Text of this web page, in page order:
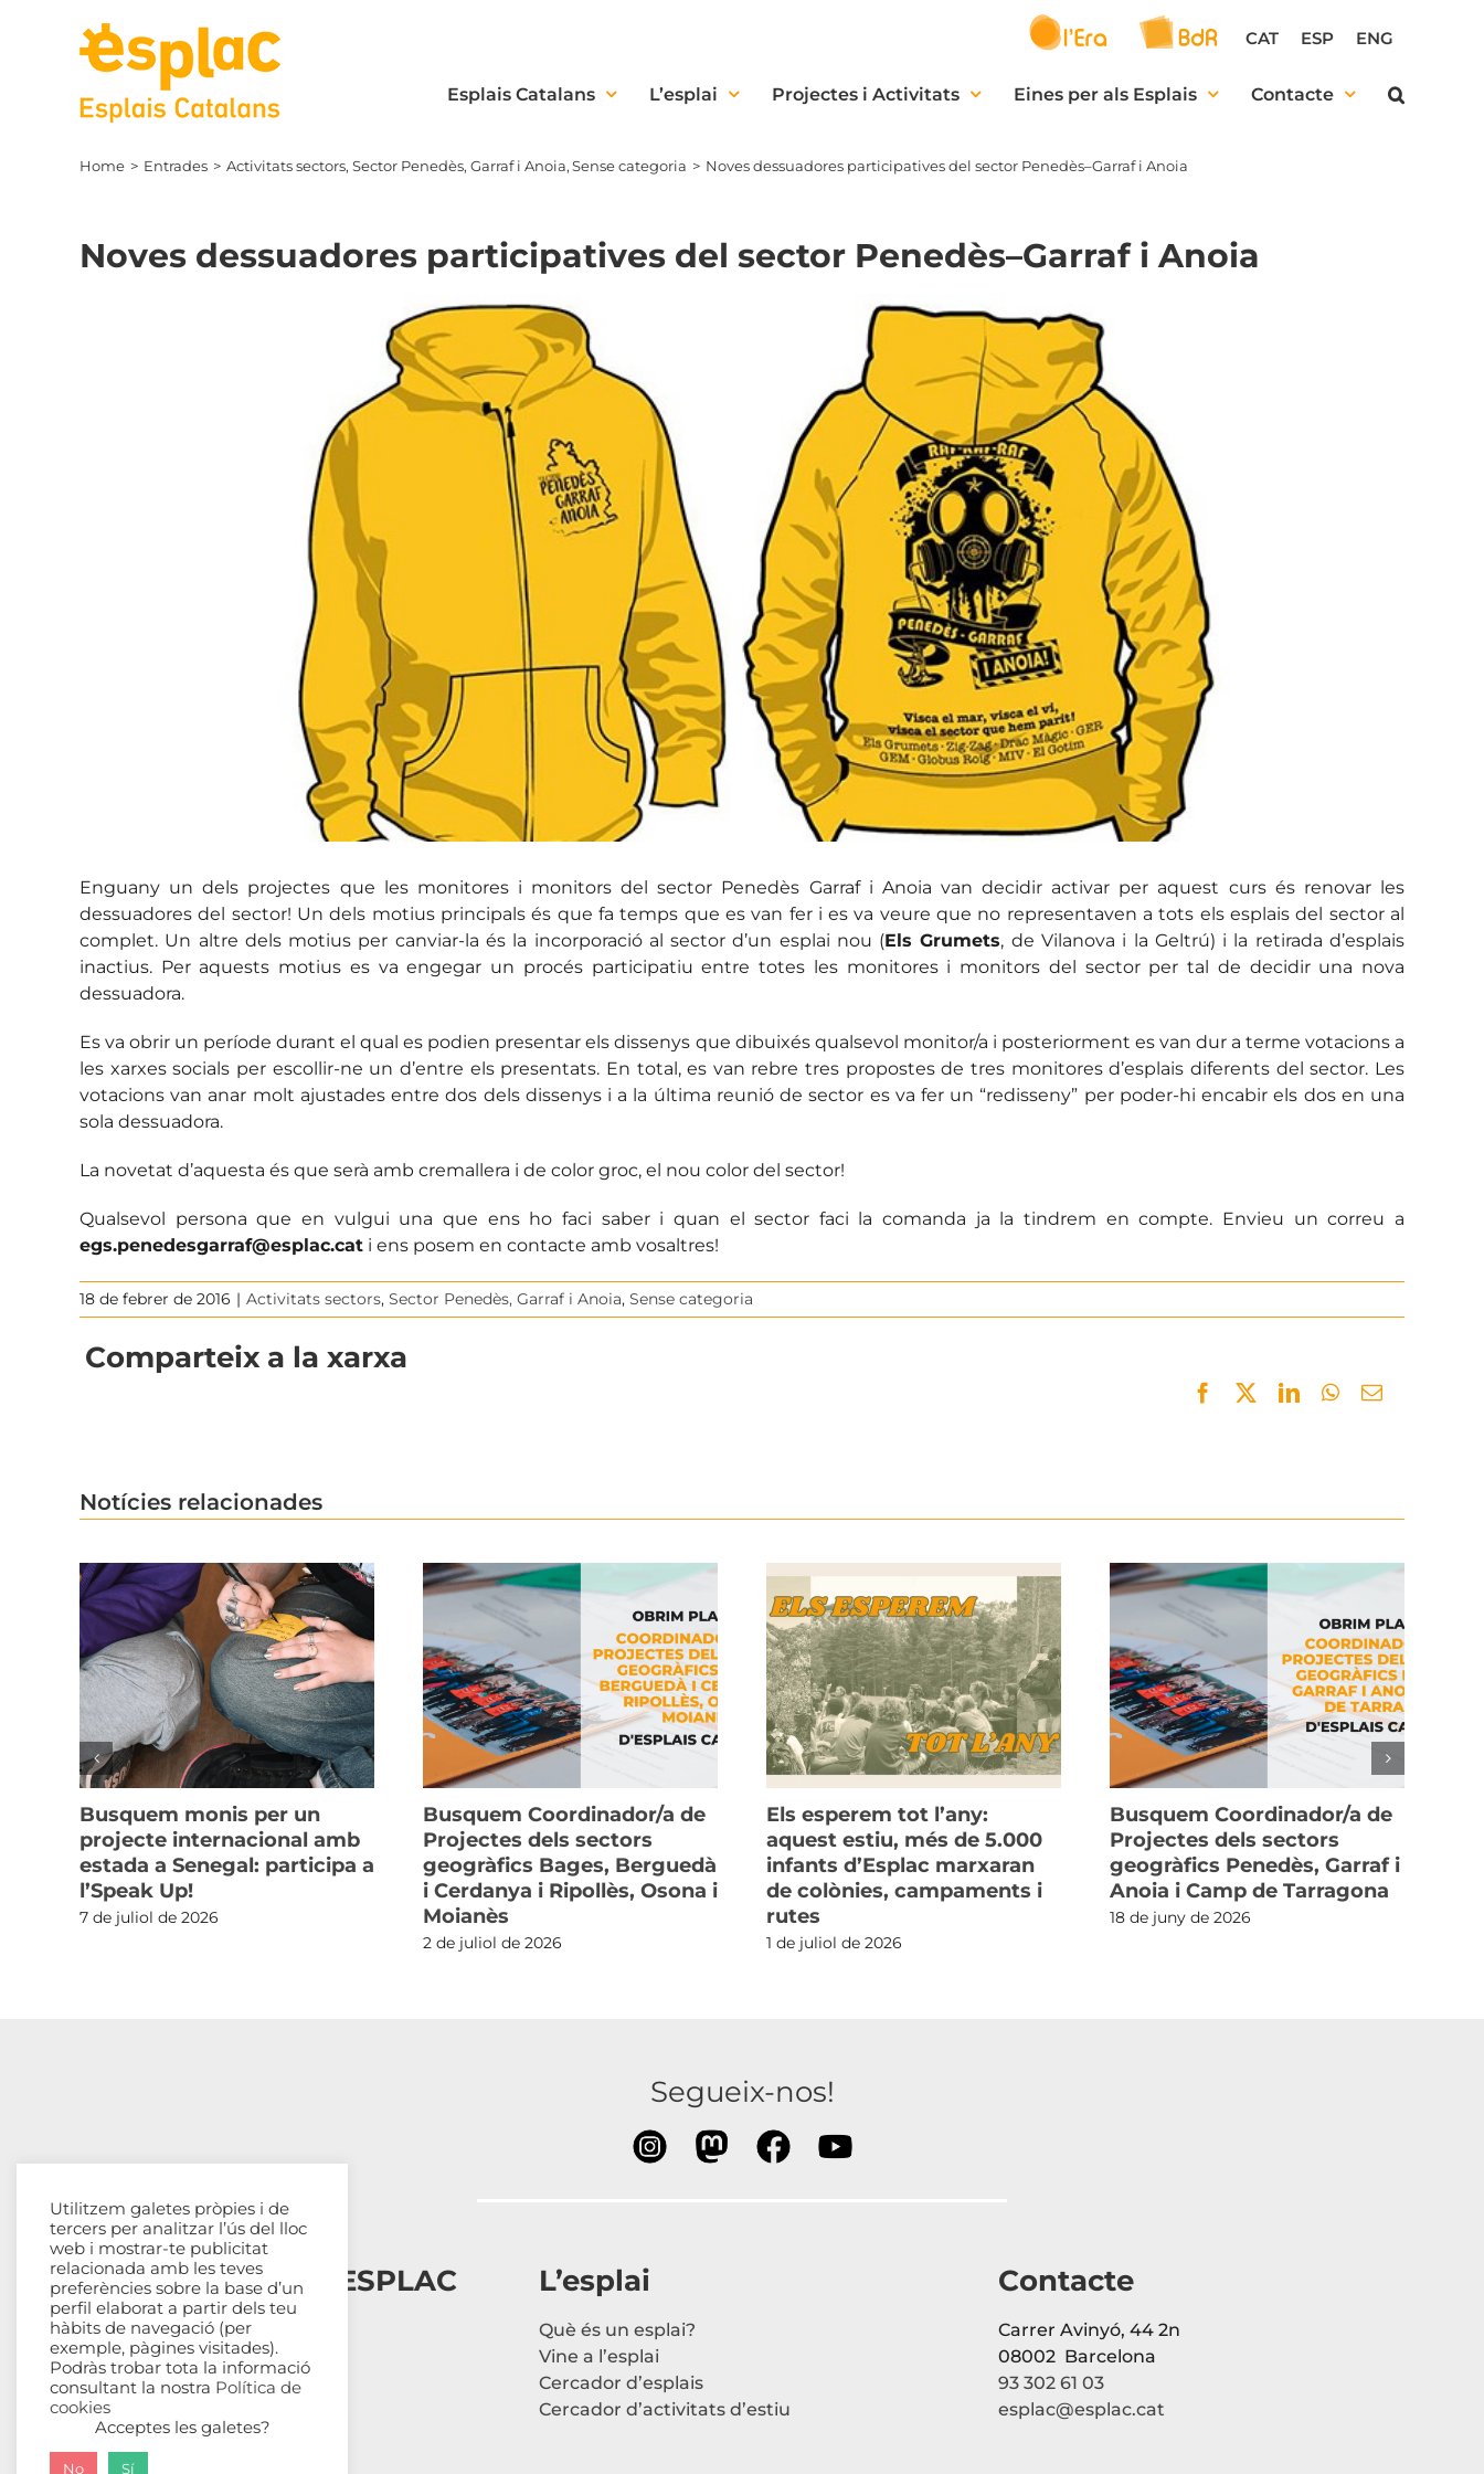
CAT ESP ENG
Esplais Catalans L’esplai Projectes i Activitats Eines per als Esplais Contacte
Home Entrades Activitats sectors Sector Penedès, Garraf i Anoia Sense categoria Noves dessuadores participatives del sector Penedès–Garraf i Anoia
Noves dessuadores participatives del sector Penedès–Garraf i Anoia
Enguany un dels projectes que les monitores i monitors del sector Penedès Garraf i Anoia van decidir activar per aquest curs és renovar les
dessuadores del sector! Un dels motius principals és que fa temps que es van fer i es va veure que no representaven a tots els esplais del sector al
complet. Un altre dels motius per canviar-la és la incorporació al sector d’un esplai nou (Els Grumets, de Vilanova i la Geltrú) i la retirada d’esplais
inactius. Per aquests motius es va engegar un procés participatiu entre totes les monitores i monitors del sector per tal de decidir una nova
dessuadora.
Es va obrir un període durant el qual es podien presentar els dissenys que dibuixés qualsevol monitor/a i posteriorment es van dur a terme votacions a
les xarxes socials per escollir-ne un d’entre els presentats. En total, es van rebre tres propostes de tres monitores d’esplais diferents del sector. Les
votacions van anar molt ajustades entre dos dels dissenys i a la última reunió de sector es va fer un “redisseny” per poder-hi encabir els dos en una
sola dessuadora.
La novetat d’aquesta és que serà amb cremallera i de color groc, el nou color del sector!
Qualsevol persona que en vulgui una que ens ho faci saber i quan el sector faci la comanda ja la tindrem en compte. Envieu un correu a
egs.penedesgarraf@esplac.cat i ens posem en contacte amb vosaltres!
18 de febrer de 2016 | Activitats sectors, Sector Penedès, Garraf i Anoia, Sense categoria
Comparteix a la xarxa
Facebook
TwitterLinkedInWhatsApp
Email
Notícies relacionades
Busquem monis per un
projecte internacional amb
estada a Senegal: participa a
l’Speak Up!
7 de juliol de 2026
Busquem Coordinador/a de
Projectes dels sectors
geogràfics Bages, Berguedà
i Cerdanya i Ripollès, Osona i
Moianès
2 de juliol de 2026
Els esperem tot l’any:
aquest estiu, més de 5.000
infants d’Esplac marxaran
de colònies, campaments i
rutes
1 de juliol de 2026
Busquem Coordinador/a de
Projectes dels sectors
geogràfics Penedès, Garraf i
Anoia i Camp de Tarragona
18 de juny de 2026
Segueix-nos!
Esplais Catalans, ESPLAC
Qui som
Com ens organitzem
Transparència
Fes-te sòcia
L’esplai
Què és un esplai?
Vine a l’esplai
Cercador d’esplais
Cercador d’activitats d’estiu
Contacte
Carrer Avinyó, 44 2n
08002 Barcelona
93 302 61 03
esplac@esplac.cat
Utilitzem galetes pròpies i de
tercers per analitzar l’ús del lloc
web i mostrar-te publicitat
relacionada amb les teves
preferències sobre la base d’un
perfil elaborat a partir dels teu
hàbits de navegació (per
exemple, pàgines visitades).
Podràs trobar tota la informació
consultant la nostra Política de
cookies
Acceptes les galetes?
No Sí